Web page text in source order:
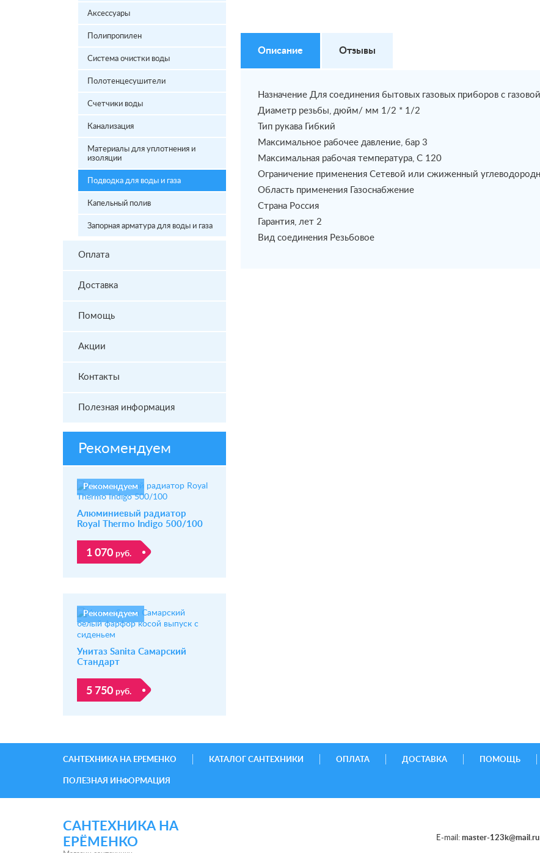
Аксессуары
Полипропилен
Система очистки воды
Полотенцесушители
Счетчики воды
Канализация
Материалы для уплотнения и
изоляции
Подводка для воды и газа
Капельный полив
Запорная арматура для воды и газа
Оплата
Доставка
Помощь
Акции
Контакты
Полезная информация
Рекомендуем
Рекомендуем
Алюминиевый радиатор
Royal Thermo Indigo 500/100
1 070 руб.
Рекомендуем
Унитаз Sanita Самарский
Стандарт
5 750 руб.
Описание Отзывы
Назначение Для соединения бытовых газовых приборов с
Диаметр резьбы, дюйм/ мм 1/2 * 1/2
Тип рукава Гибкий
Максимальное рабочее давление, бар 3
Максимальная рабочая температура, С 120
Ограничение применения Сетевой или сжиженный
Область применения Газоснабжение
Страна Россия
Гарантия, лет 2
Вид соединения Резьбовое
САНТЕХНИКА НА ЕРЕМЕНКО КАТАЛОГ САНТЕХНИКИ ОПЛАТА ДОСТАВКА ПОМОЩЬ
ПОЛЕЗНАЯ ИНФОРМАЦИЯ
САНТЕХНИКА НА
ЕРЁМЕНКО
E-mail: master-123k@mail.ru